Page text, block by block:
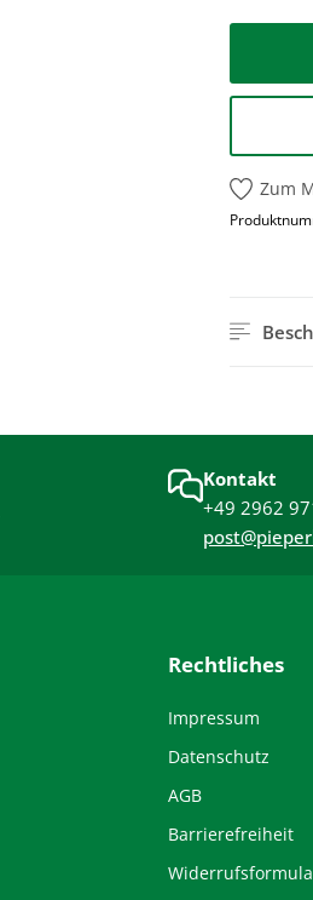
Zum
Kontakt
+49 2962
Rechtliches
Impressum
Datenschutz
AGB
Barrierefreiheit